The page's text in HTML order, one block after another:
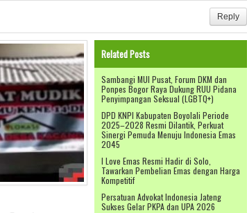
Reply
Related Posts
Sambangi MUI Pusat, Forum DKM dan
Ponpes Bogor Raya Dukung RUU Pidana
Penyimpangan Seksual (LGBTQ+)
DPD KNPI Kabupaten Boyolali Periode
2025–2028 Resmi Dilantik, Perkuat
Sinergi Pemuda Menuju Indonesia Emas
2045
I Love Emas Resmi Hadir di Solo,
Tawarkan Pembelian Emas dengan Harga
Kompetitif
Persatuan Advokat Indonesia Jateng
Sukses Gelar PKPA dan UPA 2026